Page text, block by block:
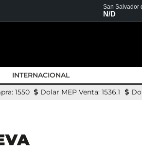
San Salvador
N/D
INTERNACIONAL
1550 Dolar MEP Venta: 1536.1